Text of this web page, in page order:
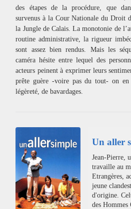
des étapes de la procédure, que
survenus à la Cour Nationale du Droit
la Jungle de Calais. La monotonie de
routine administrative, la rigueur
sont assez bien rendus. Mais les
caméra hésite entre lequel des
acteurs peinent à exprimer leurs
prête guère -voire pas du tout- on
légèreté, de bavardages.
Un aller
Jean-Pierre,
travaille au
Etrangères,
jeune
d'origine.
des